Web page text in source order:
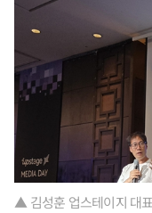
▲ 김성훈 업스테이지 대